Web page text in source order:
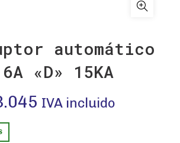
automático
«D» 15KA
El
IVA incluido